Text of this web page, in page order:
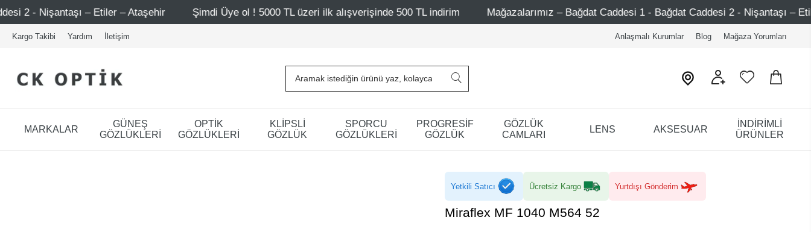
Etiler – Ataşehir Şimdi Üye ol ! 5000 TL üzeri ilk alışverişinde 500 TL indirim Mağazalarımız – Bağdat Caddesi 1 - Bağdat Caddesi 2 - Nişantaşı – Etiler – Ataşehir
Kargo Takibi Yardım İletişim Anlaşmalı Kurumlar Blog Mağaza Yorumları
MARKALAR
GÜNEŞ
GÖZLÜKLERİ
OPTİK
GÖZLÜKLERİ
KLİPSLİ
GÖZLÜK
SPORCU
GÖZLÜKLERİ
PROGRESİF
GÖZLÜK
GÖZLÜK
CAMLARI
LENS AKSESUAR
İNDİRİMLİ
ÜRÜNLER
Yetkili Satıcı Ücretsiz Kargo Yurtdışı Gönderim
Miraflex MF 1040 M564 52